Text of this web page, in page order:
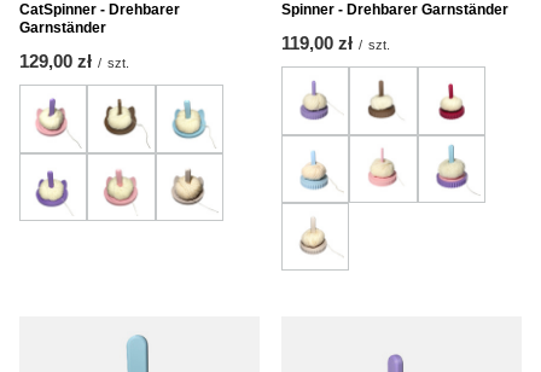
CatSpinner - Drehbarer
Garnständer
129,00 zł / szt.
Spinner - Drehbarer Garnständer
119,00 zł / szt.